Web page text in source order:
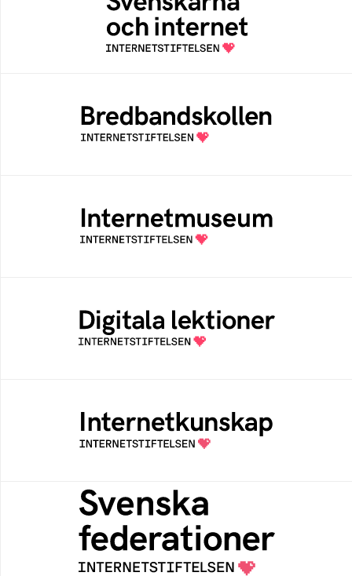
En årlig studie av svenska folkets
internetvanor
Bredbandskollen är ett oberoende
konsumentverktyg som drivs av
Internetstiftelsen
Ett digitalt museum som byggts, och kureras
av Internetstiftelsen
Öppen digital lärresurs med färdiga lektioner
för alla stadier i grundskolan
Samlad kunskap som hjälper dig att bli en
säker och medveten internetanvändare
Svenska federationer
Grunden för medlemskap i en sektors- eller
kontextspecifik federation